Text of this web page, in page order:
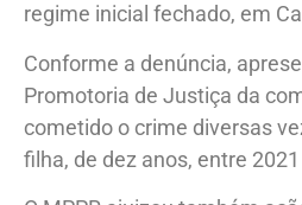
regime inicial fechado, em
Conforme a denúncia,
Promotoria de Justiça da
cometido o crime diversas
filha, de dez anos, entre